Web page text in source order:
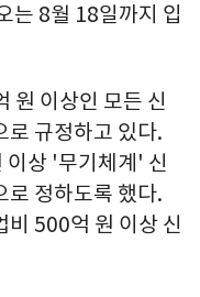
는 8월 18일까지 입
원 이상인 모든 신
로 규정하고 있다.
이상 '무기체계' 신
로 정하도록 했다.
500억 원 이상 신